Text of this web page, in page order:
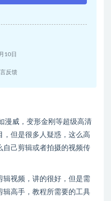
10日
反馈
漫威，变形金刚等超级高清
，但是很多人疑惑，这么高
自己剪辑或者拍摄的视频传
辑视频，讲的很好，但是需
辑高手，教程所需要的工具